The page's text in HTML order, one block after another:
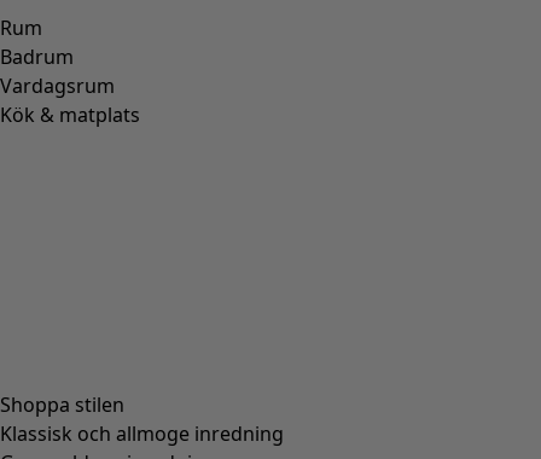
Rum
Badrum
Vardagsrum
Kök & matplats
Shoppa stilen
Klassisk och allmoge inredning